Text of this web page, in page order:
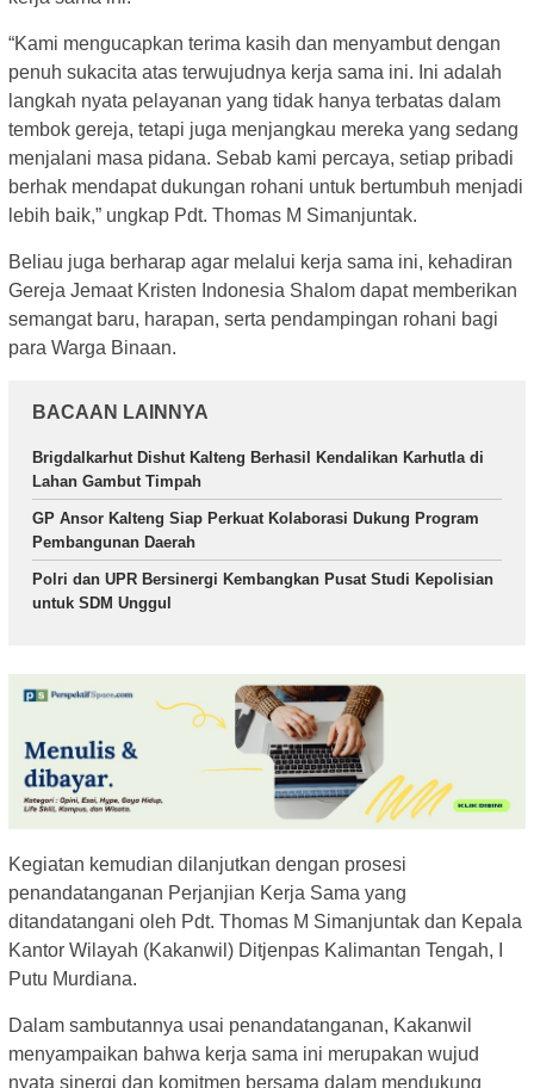
“Kami mengucapkan terima kasih dan menyambut dengan
penuh sukacita atas terwujudnya kerja sama ini. Ini adalah
langkah nyata pelayanan yang tidak hanya terbatas dalam
tembok gereja, tetapi juga menjangkau mereka yang sedang
menjalani masa pidana. Sebab kami percaya, setiap pribadi
berhak mendapat dukungan rohani untuk bertumbuh menjadi
lebih baik,” ungkap Pdt. Thomas M Simanjuntak.
Beliau juga berharap agar melalui kerja sama ini, kehadiran
Gereja Jemaat Kristen Indonesia Shalom dapat memberikan
semangat baru, harapan, serta pendampingan rohani bagi
para Warga Binaan.
BACAAN LAINNYA
Brigdalkarhut Dishut Kalteng Berhasil Kendalikan Karhutla di
Lahan Gambut Timpah
GP Ansor Kalteng Siap Perkuat Kolaborasi Dukung Program
Pembangunan Daerah
Polri dan UPR Bersinergi Kembangkan Pusat Studi Kepolisian
untuk SDM Unggul
Kegiatan kemudian dilanjutkan dengan prosesi
penandatanganan Perjanjian Kerja Sama yang
ditandatangani oleh Pdt. Thomas M Simanjuntak dan Kepala
Kantor Wilayah (Kakanwil) Ditjenpas Kalimantan Tengah, I
Putu Murdiana.
Dalam sambutannya usai penandatanganan, Kakanwil
menyampaikan bahwa kerja sama ini merupakan wujud
nyata sinergi dan komitmen bersama dalam mendukung